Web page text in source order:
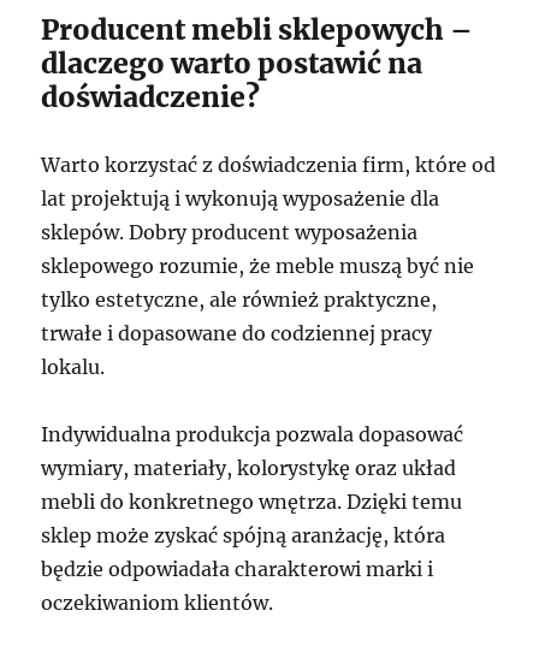
Producent mebli sklepowych –
dlaczego warto postawić na
doświadczenie?
Warto korzystać z doświadczenia firm, które od
lat projektują i wykonują wyposażenie dla
sklepów. Dobry producent wyposażenia
sklepowego rozumie, że meble muszą być nie
tylko estetyczne, ale również praktyczne,
trwałe i dopasowane do codziennej pracy
lokalu.
Indywidualna produkcja pozwala dopasować
wymiary, materiały, kolorystykę oraz układ
mebli do konkretnego wnętrza. Dzięki temu
sklep może zyskać spójną aranżację, która
będzie odpowiadała charakterowi marki i
oczekiwaniom klientów.